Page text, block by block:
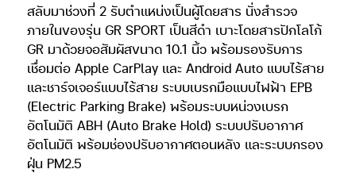
สลับมาช่วงที่ 2 รับตำแหน่งเป็นผู้โดยสาร นั่งสำรวจ
ภายในของรุ่น GR SPORT เป็นสีดำ เบาะโดยสารปักโลโก้
GR มาด้วยจอสัมผัสขนาด 10.1 นิ้ว พร้อมรองรับการ
เชื่อมต่อ Apple CarPlay และ Android Auto แบบไร้สาย
และชาร์จเจอร์แบบไร้สาย ระบบเบรกมือแบบไฟฟ้า EPB
(Electric Parking Brake) พร้อมระบบหน่วงเบรก
อัตโนมัติ ABH (Auto Brake Hold) ระบบปรับอากาศ
อัตโนมัติ พร้อมช่องปรับอากาศตอนหลัง และระบบกรอง
ฝุ่น PM2.5